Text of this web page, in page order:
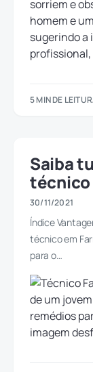
5 MIN DE
Saiba
técnico
30/11/2021
Índice
técnico em
para o…